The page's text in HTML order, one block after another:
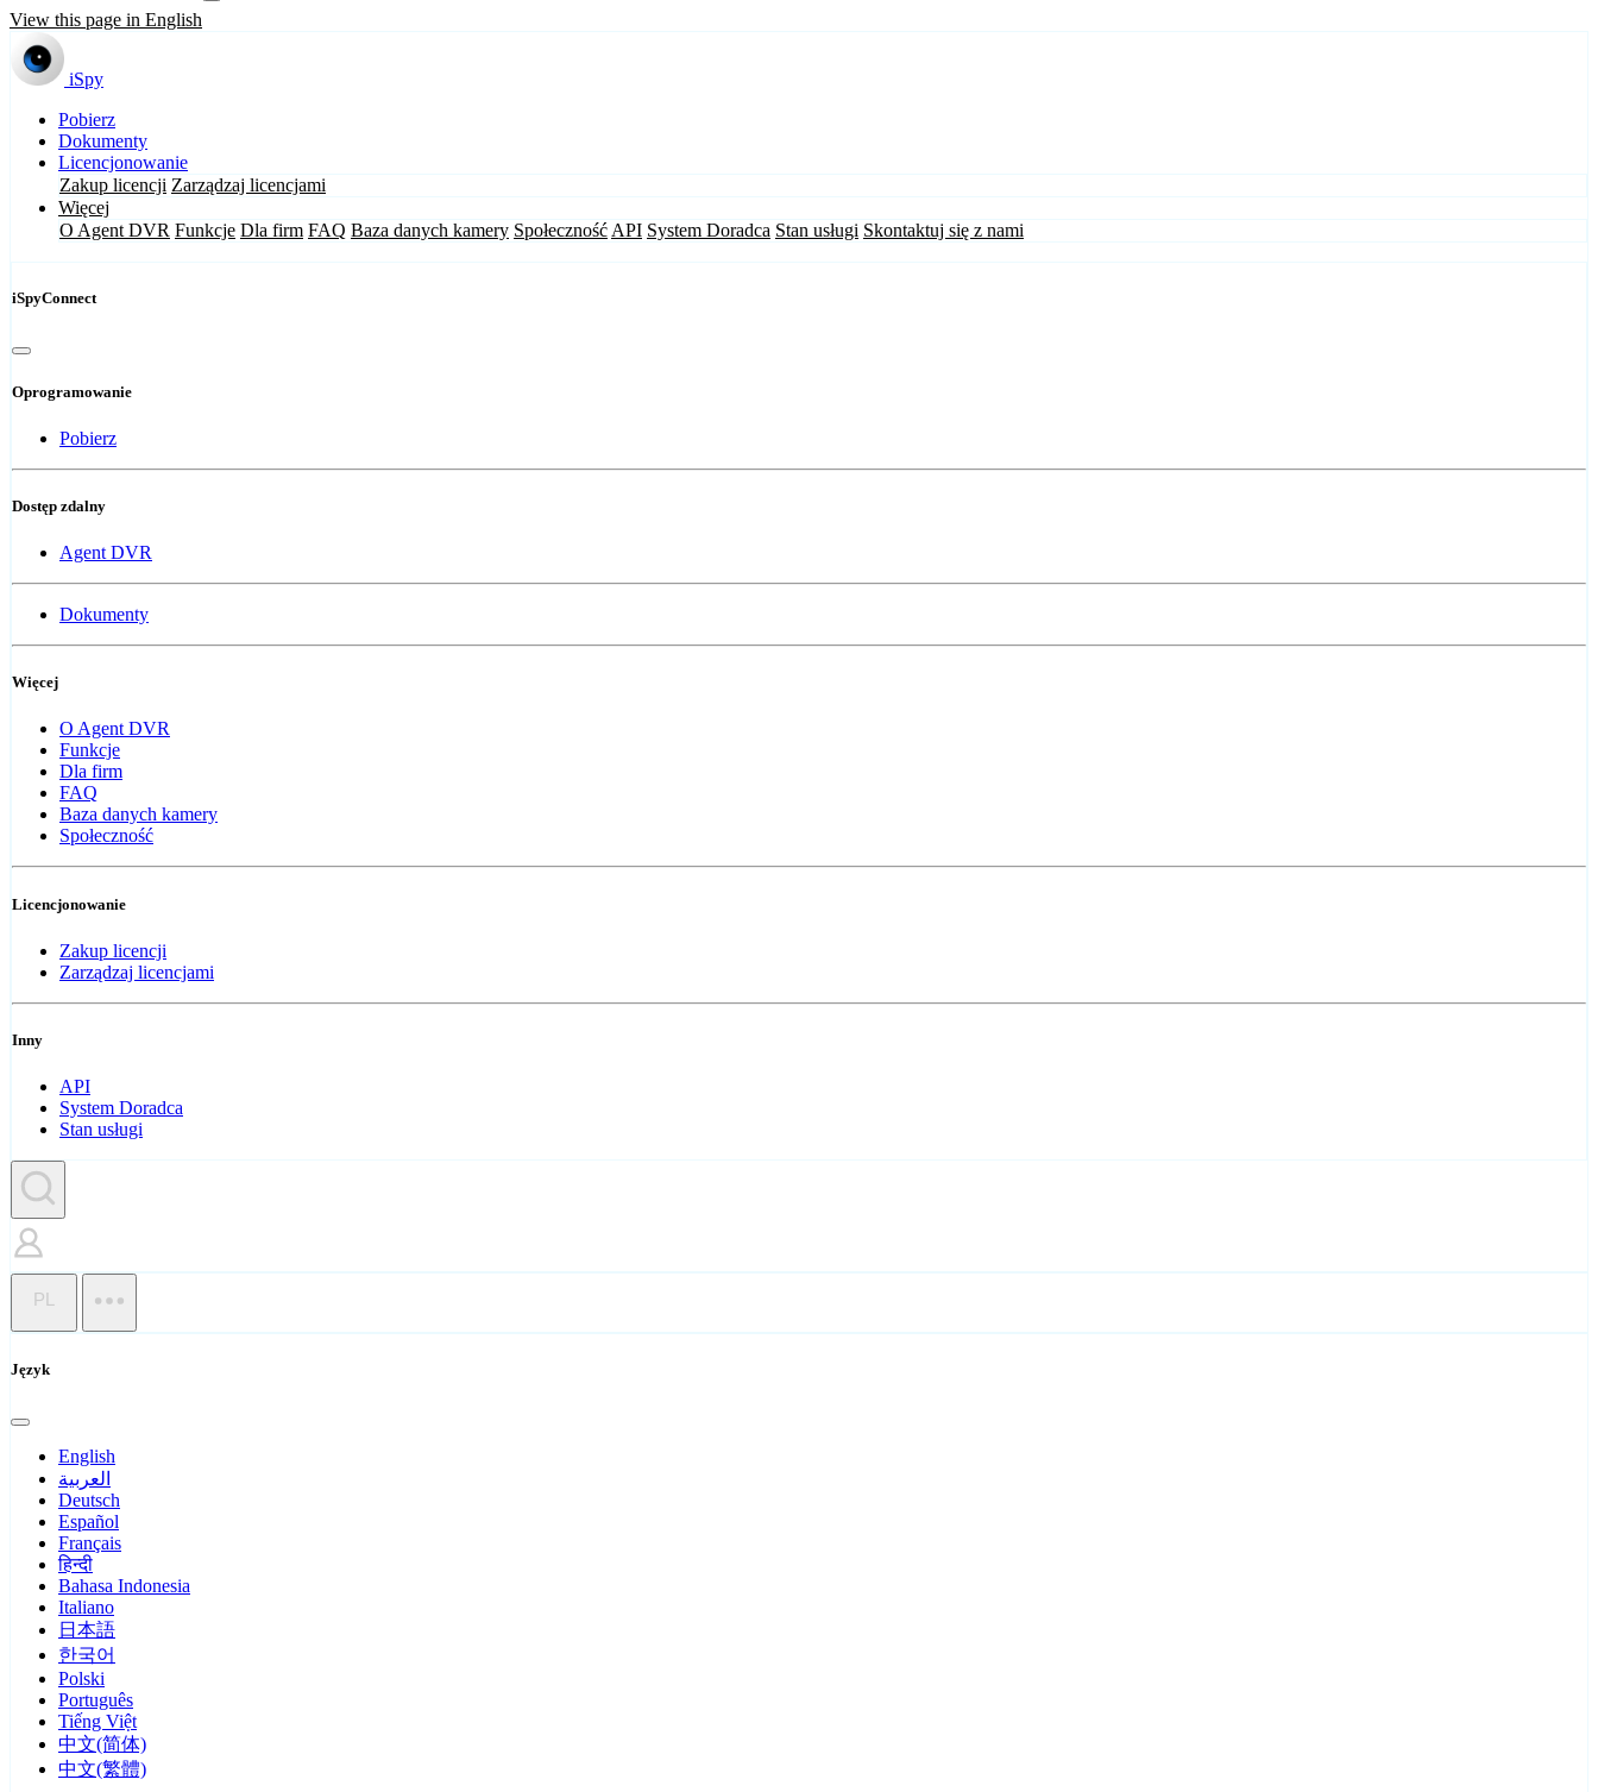
View this page in English
iSpy
Pobierz
Dokumenty
Licencjonowanie
Zakup licencji Zarządzaj licencjami
Więcej
O Agent DVR Funkcje Dla firm FAQ Baza danych kamery Społeczność API System Doradca Stan usługi Skontaktuj się z nami
iSpyConnect
Oprogramowanie
Pobierz
Dostęp zdalny
Agent DVR
Dokumenty
Więcej
O Agent DVR
Funkcje
Dla firm
FAQ
Baza danych kamery
Społeczność
Licencjonowanie
Zakup licencji
Zarządzaj licencjami
Inny
API
System Doradca
Stan usługi
PL
Język
English
العربية
Deutsch
Español
Français
हिन्दी
Bahasa Indonesia
Italiano
日本語
한국어
Polski
Português
Tiếng Việt
中文(简体)
中文(繁體)